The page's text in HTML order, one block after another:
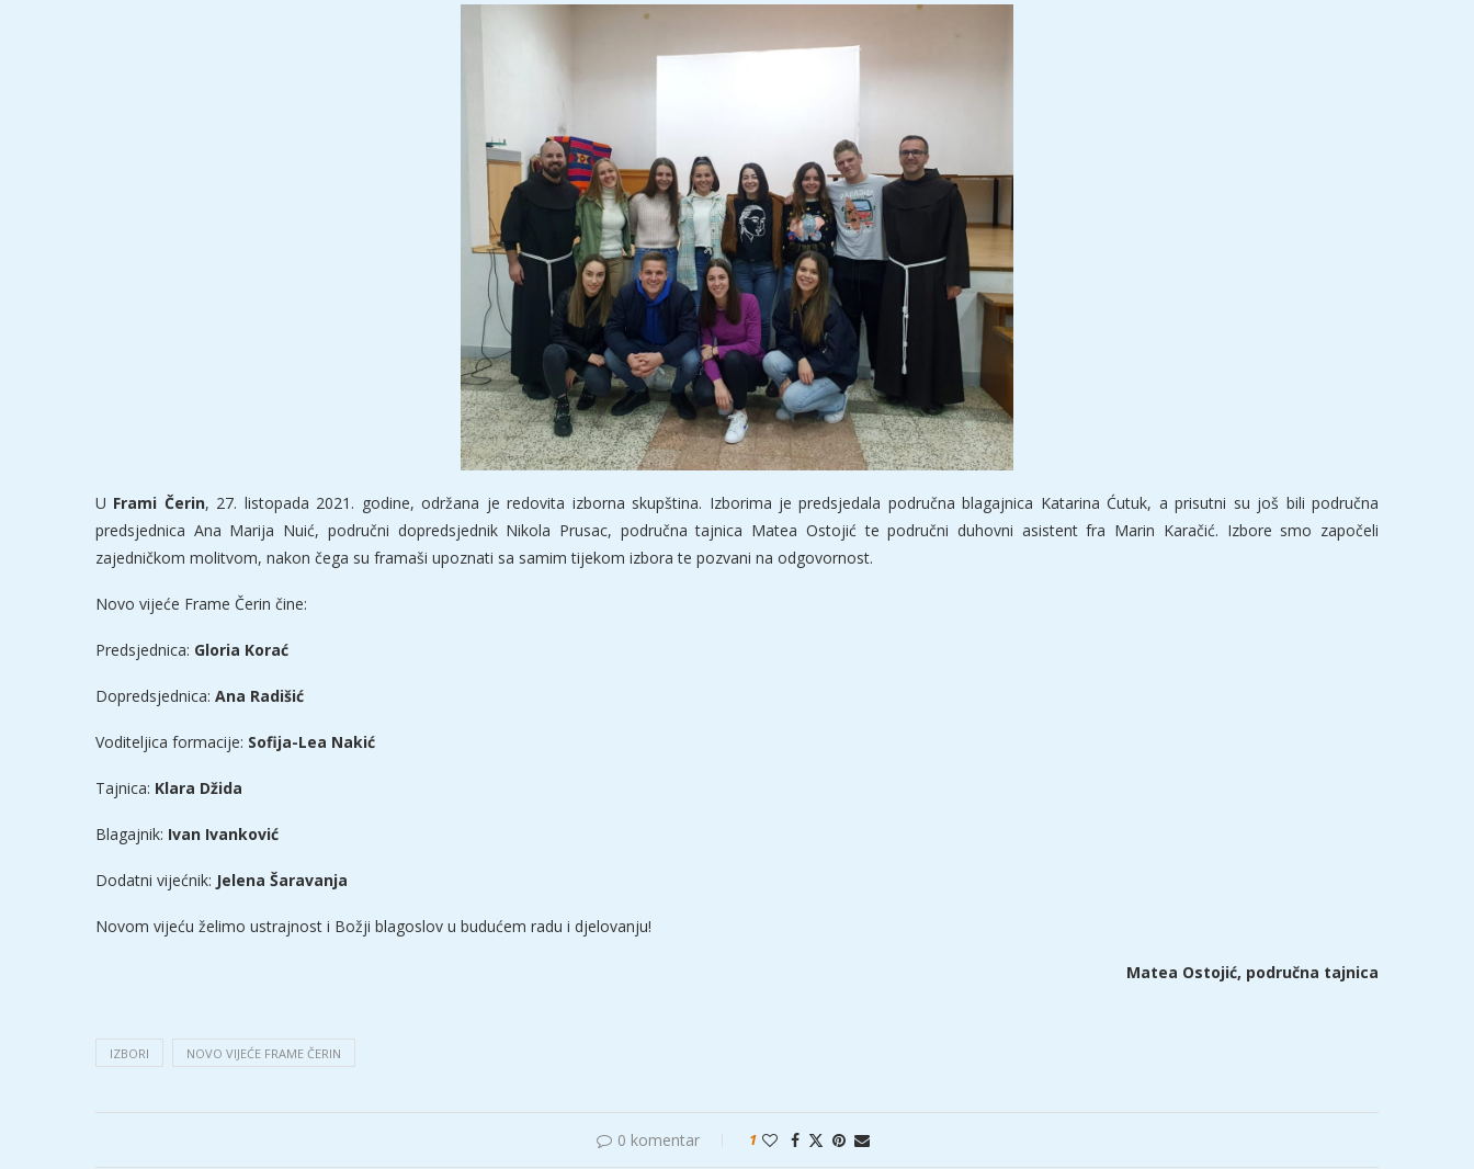
U Frami Čerin, 27. listopada 2021. godine, održana je redovita izborna skupština. Izborima je predsjedala područna blagajnica Katarina Ćutuk, a prisutni su još bili područna
predsjednica Ana Marija Nuić, područni dopredsjednik Nikola Prusac, područna tajnica Matea Ostojić te područni duhovni asistent fra Marin Karačić. Izbore smo započeli
zajedničkom molitvom, nakon čega su framaši upoznati sa samim tijekom izbora te pozvani na odgovornost.
Novo vijeće Frame Čerin čine:
Predsjednica: Gloria Korać
Dopredsjednica: Ana Radišić
Voditeljica formacije: Sofija-Lea Nakić
Tajnica: Klara Džida
Blagajnik: Ivan Ivanković
Dodatni vijećnik: Jelena Šaravanja
Novom vijeću želimo ustrajnost i Božji blagoslov u budućem radu i djelovanju!
Matea Ostojić, područna tajnica
IZBORI NOVO VIJEĆE FRAME ČERIN
0 komentar 1